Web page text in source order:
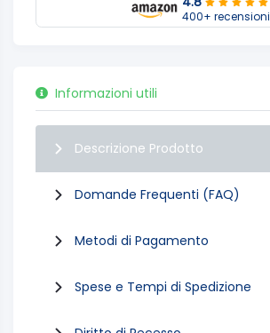
400+ recensioni
Informazioni utili
Descrizione Prodotto
Domande Frequenti (FAQ)
Metodi di Pagamento
Spese e Tempi di Spedizione